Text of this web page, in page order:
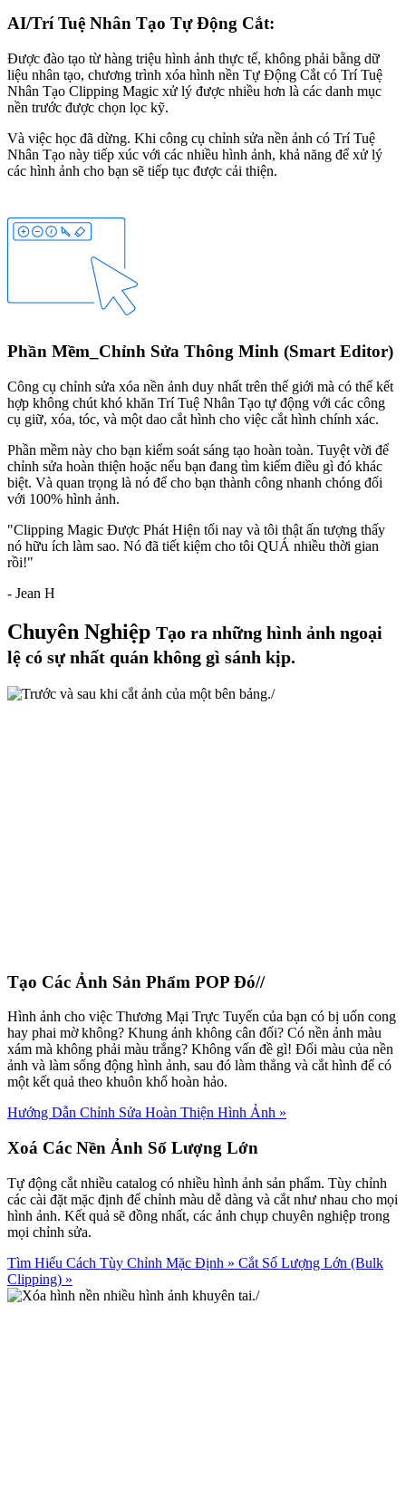
AI/Trí Tuệ Nhân Tạo Tự Động Cắt:
Được đào tạo từ hàng triệu hình ảnh thực tế, không phải bằng dữ
liệu nhân tạo, chương trình xóa hình nền Tự Động Cắt có Trí Tuệ
Nhân Tạo Clipping Magic xử lý được nhiều hơn là các danh mục
nền trước được chọn lọc kỹ.
Và việc học đã dừng. Khi công cụ chỉnh sửa nền ảnh có Trí Tuệ
Nhân Tạo này tiếp xúc với các nhiều hình ảnh, khả năng để xử lý
các hình ảnh cho bạn sẽ tiếp tục được cải thiện.
Phần Mềm_Chỉnh Sửa Thông Minh (Smart Editor)
Công cụ chỉnh sửa xóa nền ảnh duy nhất trên thế giới mà có thể kết
hợp không chút khó khăn Trí Tuệ Nhân Tạo tự động với các công
cụ giữ, xóa, tóc, và một dao cắt hình cho việc cắt hình chính xác.
Phần mềm này cho bạn kiểm soát sáng tạo hoàn toàn. Tuyệt vời để
chỉnh sửa hoàn thiện hoặc nếu bạn đang tìm kiếm điều gì đó khác
biệt. Và quan trọng là nó để cho bạn thành công nhanh chóng đối
với 100% hình ảnh.
"Clipping Magic Được Phát Hiện tối nay và tôi thật ấn tượng thấy
nó hữu ích làm sao. Nó đã tiết kiệm cho tôi QUÁ nhiều thời gian
rồi!"
- Jean H
Chuyên Nghiệp Tạo ra những hình ảnh ngoại
lệ có sự nhất quán không gì sánh kịp.
Tạo Các Ảnh Sản Phẩm POP Đó//
Hình ảnh cho việc Thương Mại Trực Tuyến của bạn có bị uốn cong
hay phai mờ không? Khung ảnh không cân đối? Có nền ảnh màu
xám mà không phải màu trắng? Không vấn đề gì! Đổi màu của nền
ảnh và làm sống động hình ảnh, sau đó làm thẳng và cắt hình để có
một kết quả theo khuôn khổ hoàn hảo.
Hướng Dẫn Chỉnh Sửa Hoàn Thiện Hình Ảnh »
Xoá Các Nền Ảnh Số Lượng Lớn
Tự động cắt nhiều catalog có nhiều hình ảnh sản phẩm. Tùy chỉnh
các cài đặt mặc định để chỉnh màu dễ dàng và cắt như nhau cho mọi
hình ảnh. Kết quả sẽ đồng nhất, các ảnh chụp chuyên nghiệp trong
mọi chỉnh sửa.
Tìm Hiểu Cách Tùy Chỉnh Mặc Định » Cắt Số Lượng Lớn (Bulk
Clipping) »